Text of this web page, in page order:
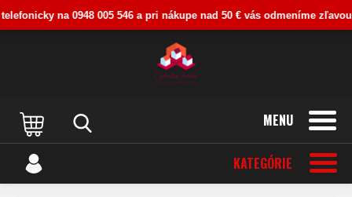
MENU
KATEGÓRIE
na 0948 005 546 a pri nákupe nad 50 € vás odmeníme